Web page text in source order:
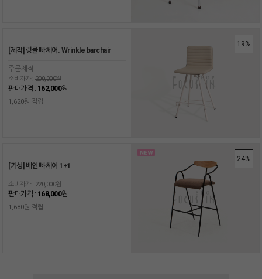
19%
[제작] 링클 빠체어. Wrinkle barchair
주문제작
소비자가 : 200,000원
판매가격 : 162,000원
1,620원 적립
24%
[기성] 베인 빠체어 1+1
소비자가 : 220,000원
판매가격 : 168,000원
1,680원 적립